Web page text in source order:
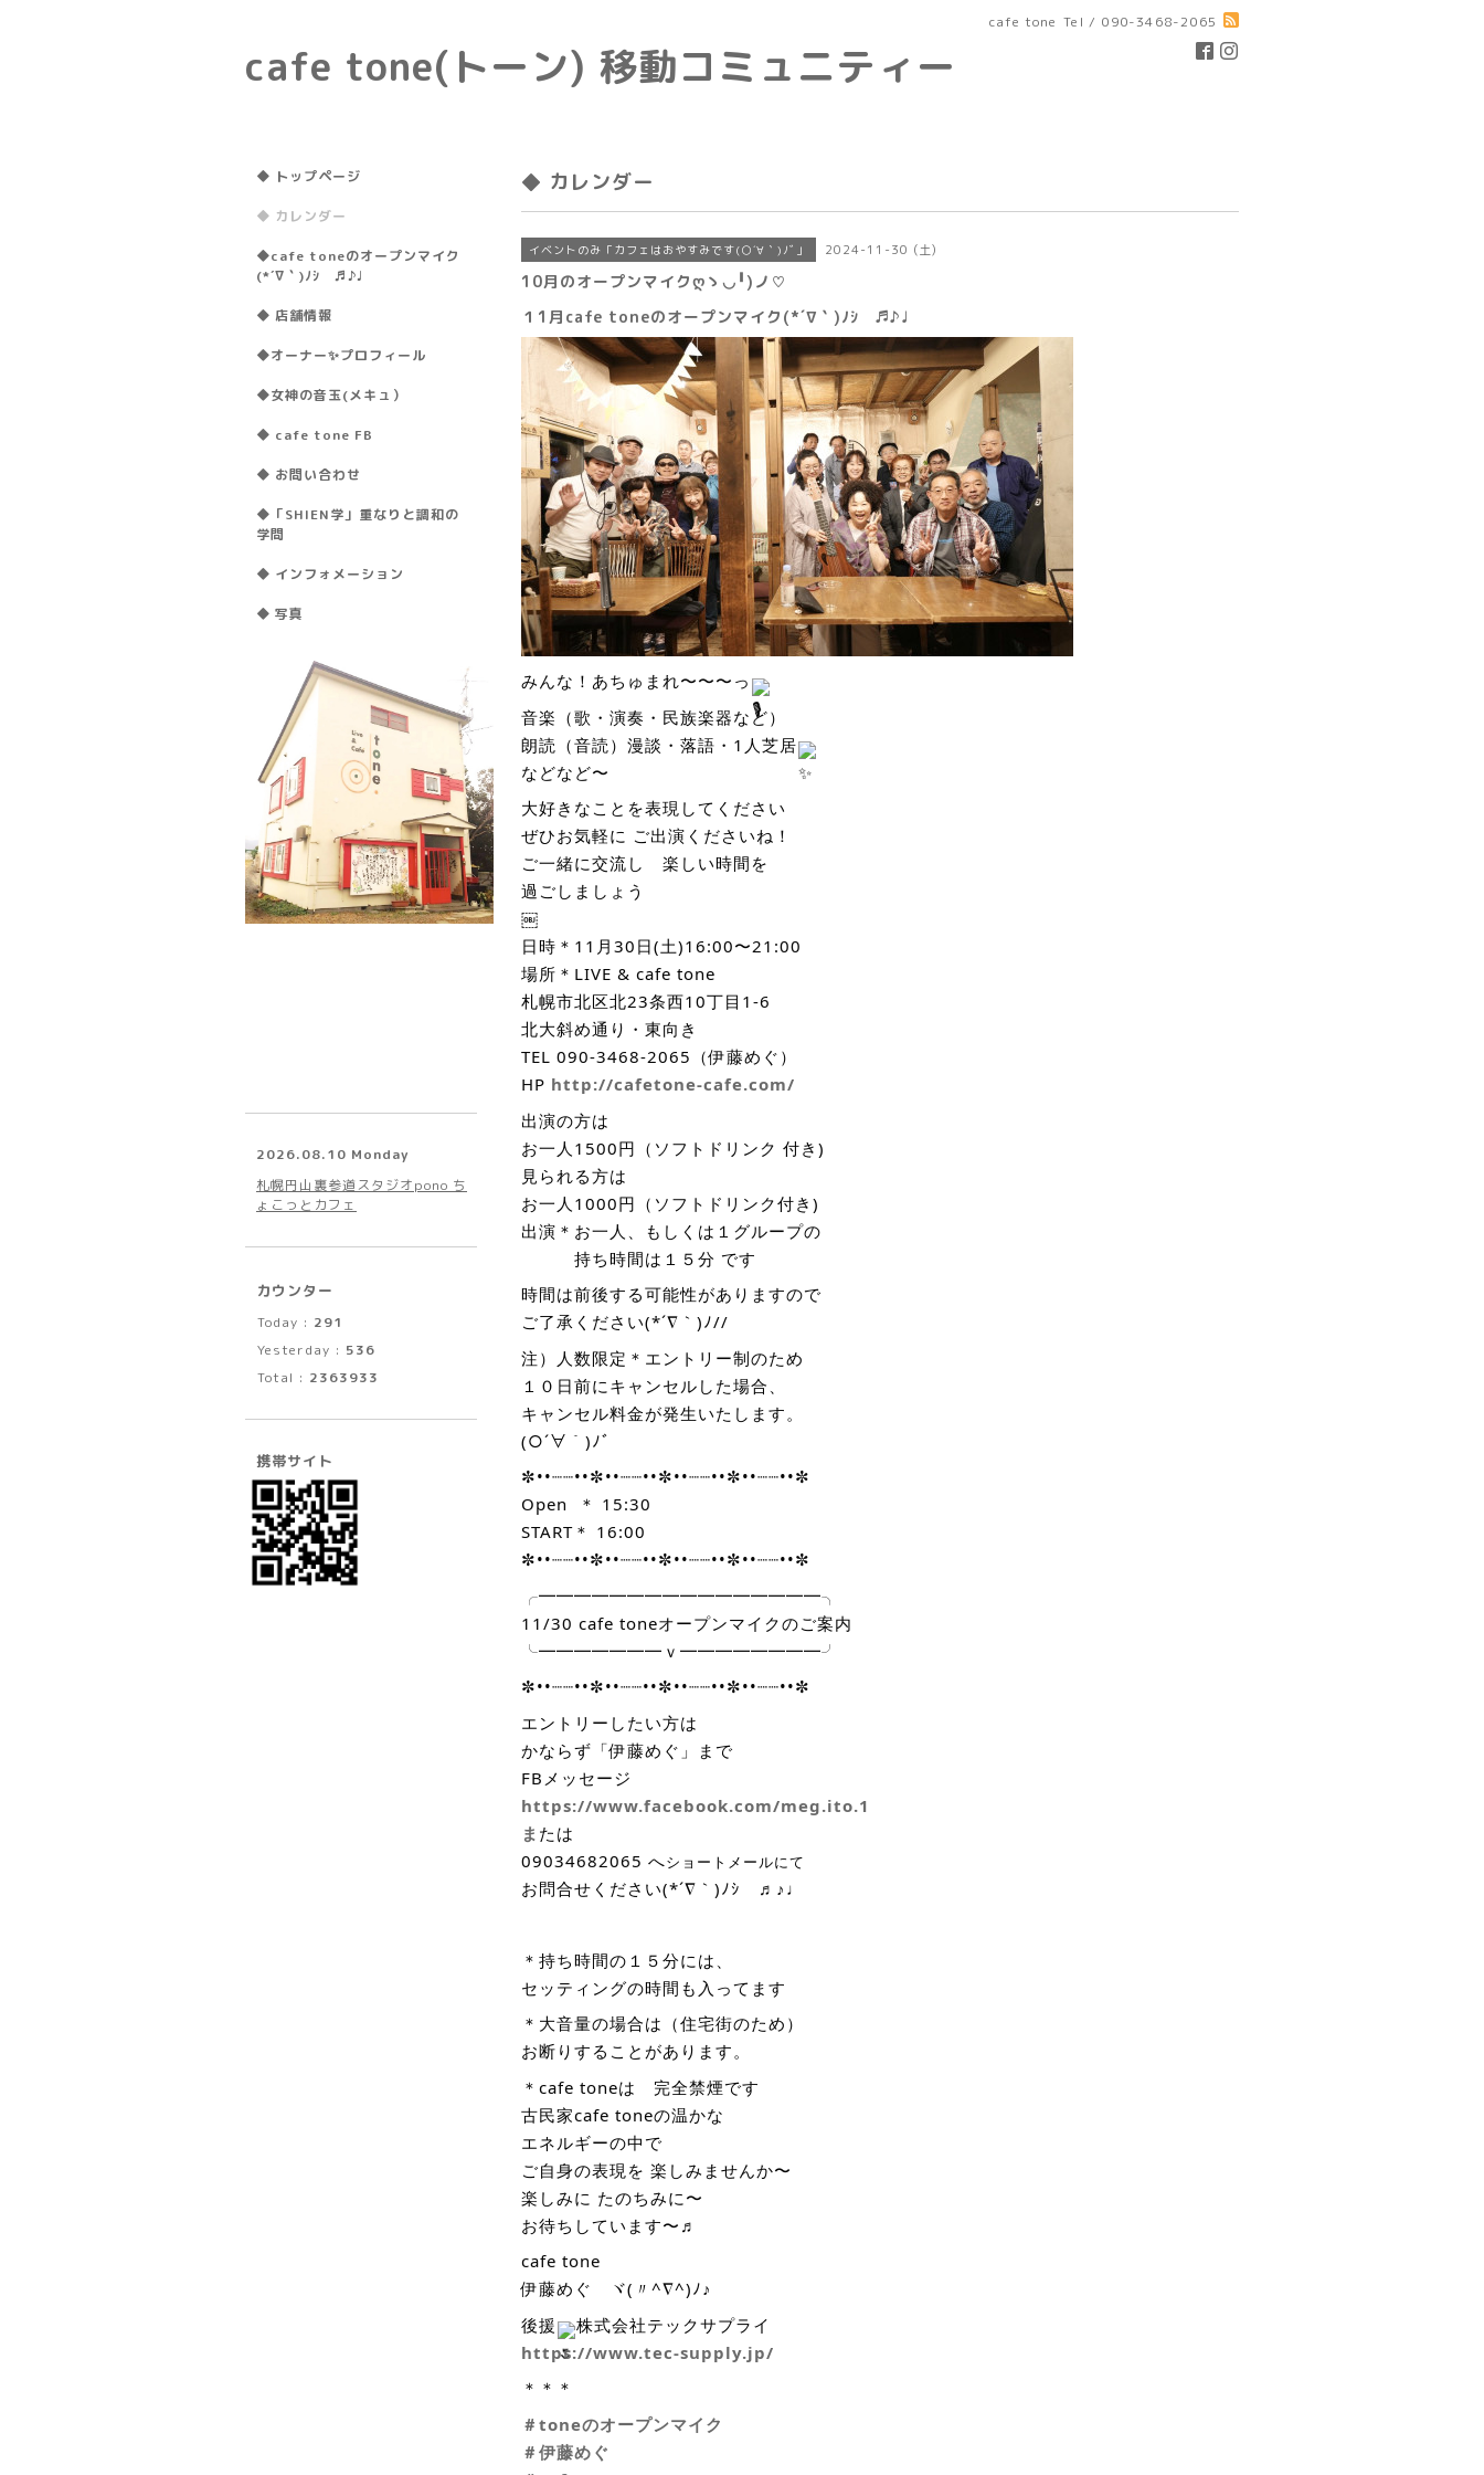
cafe tone Tel / 090-3468-2065
cafe tone(トーン) 移動コミュニティー
◆ カレンダー
イベントのみ「カフェはおやすみです(○´∀｀)ﾉﾞ」 2024-11-30 (土)
10月のオープンマイクღゝ◡╹)ノ♡
１1月cafe toneのオープンマイク(*´∇｀)ﾉｼ ♬♪♩
みんな！あちゅまれ〜〜〜っ
音楽（歌・演奏・民族楽器など）
朗読（音読）漫談・落語・1人芝居
などなど〜
大好きなことを表現してください
ぜひお気軽に ご出演くださいね！
ご一緒に交流し 楽しい時間を
過ごしましょう
￼
日時＊11月30日(土)16:00〜21:00
場所＊LIVE & cafe tone
札幌市北区北23条西10丁目1-6
北大斜め通り・東向き
TEL 090-3468-2065（伊藤めぐ）
HP http://cafetone-cafe.com/
出演の方は
お一人1500円（ソフトドリンク 付き)
見られる方は
お一人1000円（ソフトドリンク付き)
出演＊お一人、もしくは１グループの
持ち時間は１５分 です
時間は前後する可能性がありますので
ご了承ください(*´∇｀)ﾉ//
注）人数限定＊エントリー制のため
１０日前にキャンセルした場合、
キャンセル料金が発生いたします。
(○´∀｀)ﾉﾞ
✼••┈┈••✼••┈┈••✼••┈┈••✼••┈┈••✼
Open ＊ 15:30
START＊ 16:00
✼••┈┈••✼••┈┈••✼••┈┈••✼••┈┈••✼
╭━━━━━━━━━━━━━━━━╮
11/30 cafe toneオープンマイクのご案内
╰━━━━━━━ｖ━━━━━━━━╯
✼••┈┈••✼••┈┈••✼••┈┈••✼••┈┈••✼
エントリーしたい方は
かならず「伊藤めぐ」まで
FBメッセージ
https://www.facebook.com/meg.ito.1
ま たは
09034682065 へショートメールにて
お問合せください(*´∇｀)ﾉｼ ♬♪♩
＊持ち時間の１５分には、
セッティングの時間も入ってます
＊大音量の場合は（住宅街のため）
お断りすることがあります。
＊cafe toneは 完全禁煙です
古民家cafe toneの温かな
エネルギーの中で
ご自身の表現を 楽しみませんか〜
楽しみに たのちみに〜
お待ちしています〜♬
cafe tone
伊藤めぐ ヾ(〃^∇^)ﾉ♪
後援
株式会社テックサプライ
https://www.tec-supply.jp/
＊＊＊
＃toneのオープンマイク
＃伊藤めぐ
◆ トップページ
◆ カレンダー
◆cafe toneのオープンマイク
(*´∇｀)ﾉｼ ♬♪♩
◆ 店舗情報
◆オーナー✨プロフィール
◆女神の音玉(メキュ）
◆ cafe tone FB
◆ お問い合わせ
◆「SHIEN学」重なりと調和の
学問
◆ インフォメーション
◆ 写真
2026.08.10 Monday
札幌円山裏参道スタジオpono ち
ょこっとカフェ
カウンター
Today : 291
Yesterday : 536
Total : 2363933
携帯サイト